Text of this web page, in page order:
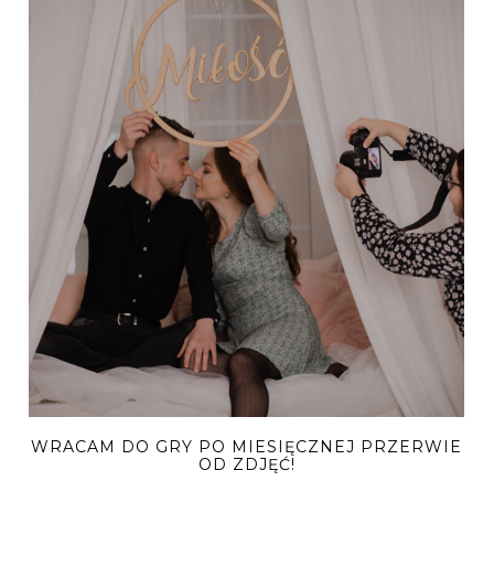
WRACAM DO GRY PO MIESIĘCZNEJ PRZERWIE
OD ZDJĘĆ!